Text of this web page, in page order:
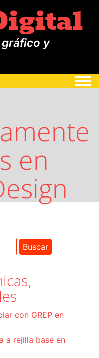
y
en
con GREP en
a rejilla base en